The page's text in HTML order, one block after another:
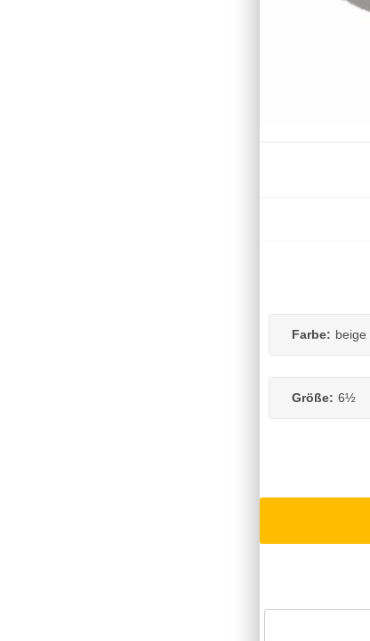
Farbe: beige
Größe: 6½